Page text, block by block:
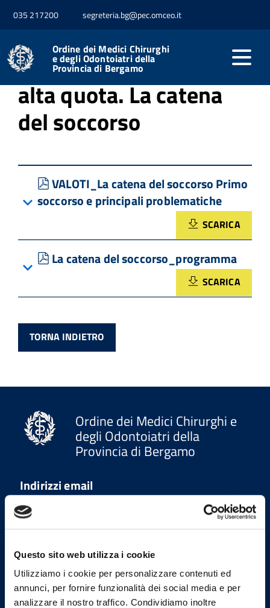
Questo sito web utilizza i cookie
Utilizziamo i cookie per personalizzare contenuti ed
annunci, per fornire funzionalità dei social media e per
analizzare il nostro traffico. Condividiamo inoltre
035 217200 segreteria.bg@pec.omceo.it
Ordine dei Medici Chirurghi
e degli Odontoiatri della
Provincia di Bergamo
Home Formazione Relazioni corsi
26.03.2025 - Salute in
alta quota. La catena
del soccorso
pdf
VALOTI_La catena del soccorso Primo
soccorso e principali problematiche
SCARICA
pdf
La catena del soccorso_programma
SCARICA
TORNA INDIETRO
Ordine dei Medici Chirurghi e
degli Odontoiatri della
Provincia di Bergamo
Indirizzi email
Email
ufficiostampa@omceo.bg.it
Email PEC
segreteria.bg@pec.omceo.it